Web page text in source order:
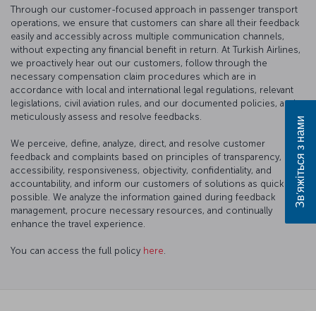
Through our customer-focused approach in passenger transport
operations, we ensure that customers can share all their feedback
easily and accessibly across multiple communication channels,
without expecting any financial benefit in return. At Turkish Airlines,
we proactively hear out our customers, follow through the
necessary compensation claim procedures which are in
accordance with local and international legal regulations, relevant
legislations, civil aviation rules, and our documented policies, and
meticulously assess and resolve feedbacks.
We perceive, define, analyze, direct, and resolve customer
feedback and complaints based on principles of transparency,
accessibility, responsiveness, objectivity, confidentiality, and
accountability, and inform our customers of solutions as quickly as
possible. We analyze the information gained during feedback
management, procure necessary resources, and continually
enhance the travel experience.
You can access the full policy here.
Зв’яжіться з нами